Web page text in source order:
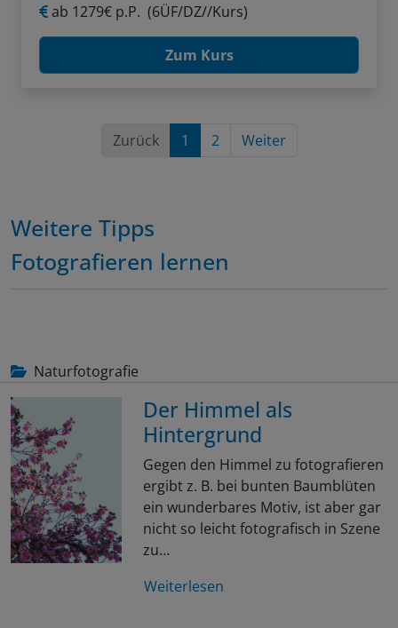
ab 1279€ p.P. (6ÜF/DZ//Kurs)
Zum Kurs
Zurück 1 2 Weiter
Weitere Tipps
Fotografieren lernen
Naturfotografie
Der Himmel als
Hintergrund
Gegen den Himmel zu fotografieren
ergibt z. B. bei bunten Baumblüten
ein wunderbares Motiv, ist aber gar
nicht so leicht fotografisch in Szene
zu…
Weiterlesen